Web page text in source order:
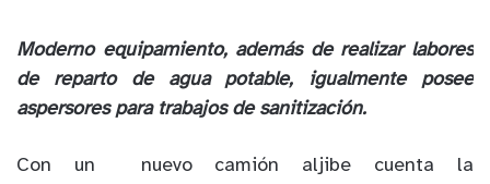
Moderno equipamiento, además de realizar labores
de reparto de agua potable, igualmente posee
aspersores para trabajos de sanitización.
Con un nuevo camión aljibe cuenta la